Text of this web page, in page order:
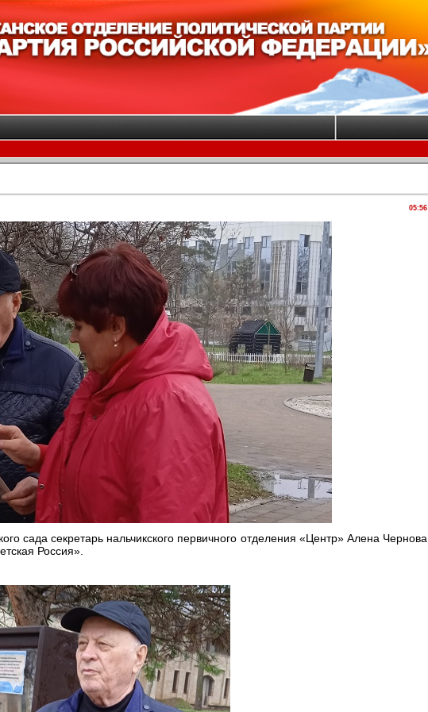
05:56
сада секретарь нальчикского первичного отделения «Центр» Алена Чернова
Россия».